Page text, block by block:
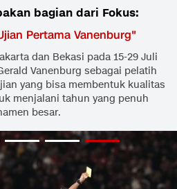
bagian dari Fokus:
Pertama Vanenburg"
dan Bekasi pada 15-29 Juli
Vanenburg sebagai pelatih
yang bisa membentuk kualitas
menjalani tahun yang penuh
besar.